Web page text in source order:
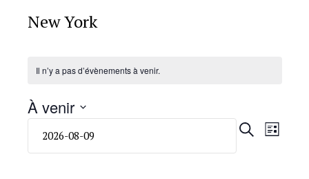
New York
Il n’y a pas d’évènements à venir.
RECHERCHE
LISTE
À venir
date.